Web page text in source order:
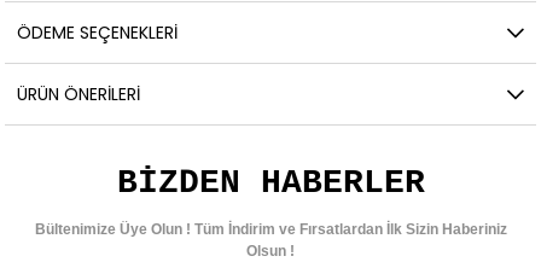
ÖDEME SEÇENEKLERI
ÜRÜN ÖNERILERI
BIZDEN HABERLER
Bültenimize Üye Olun ! Tüm İndirim ve Fırsatlardan İlk Sizin Haberiniz
Olsun !